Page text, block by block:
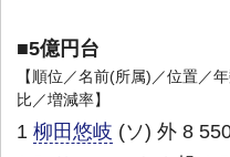
■5億円台
【順位／名前(所属)／位置／
比／増減率】
1 柳田悠岐 (ソ) 外 8